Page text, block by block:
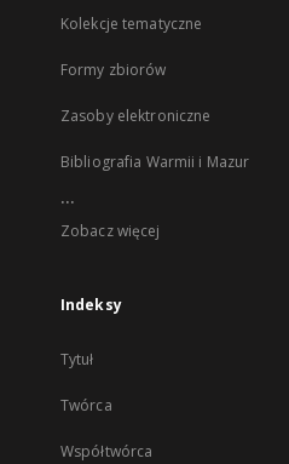
Kolekcje tematyczne
Formy zbiorów
Zasoby elektroniczne
Bibliografia Warmii i Mazur
...
Zobacz więcej
Indeksy
Tytuł
Twórca
Współtwórca